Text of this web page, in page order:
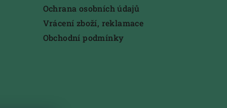
Ochrana osobních údajů
Vrácení zboží, reklamace
Obchodní podmínky